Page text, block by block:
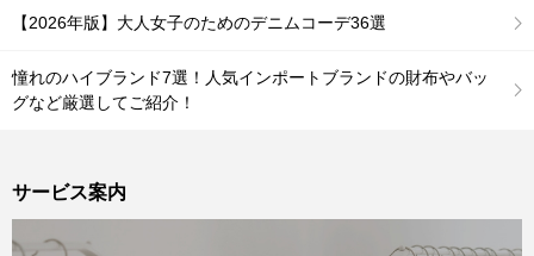
【2026年版】大人女子のためのデニムコーデ36選
憧れのハイブランド7選！人気インポートブランドの財布やバッ
グなど厳選してご紹介！
サービス案内